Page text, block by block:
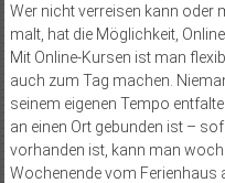
Wer nicht verreisen kann oder
malt, hat die Möglichkeit,
Mit Online-Kursen ist man
auch zum Tag machen.
seinem eigenen Tempo
an einen Ort gebunden ist –
vorhanden ist, kann man
Wochenende vom Ferienhaus